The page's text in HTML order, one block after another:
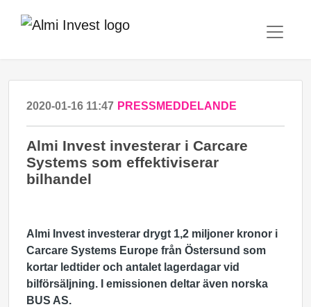
2020-01-16 11:47 PRESSMEDDELANDE
Almi Invest investerar i Carcare
Systems som effektiviserar
bilhandel
Almi Invest investerar drygt 1,2 miljoner kronor i
Carcare Systems Europe från Östersund som
kortar ledtider och antalet lagerdagar vid
bilförsäljning. I emissionen deltar även norska
BUS AS.